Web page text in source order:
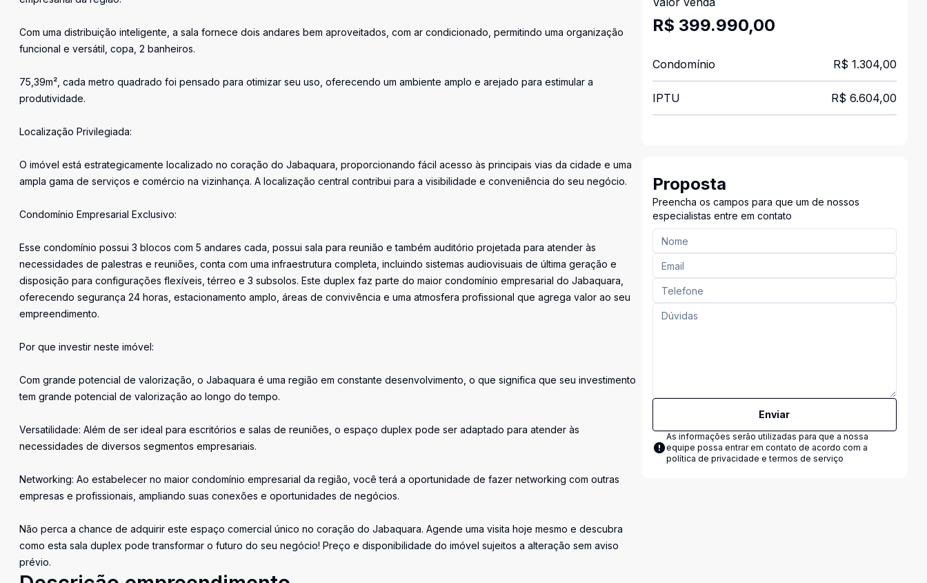
Com uma distribuição inteligente, a sala fornece dois andares bem aproveitados, com ar condicionado, permitindo uma organização
funcional e versátil, copa, 2 banheiros.
75,39m², cada metro quadrado foi pensado para otimizar seu uso, oferecendo um ambiente amplo e arejado para estimular a
produtividade.
Localização Privilegiada:
O imóvel está estrategicamente localizado no coração do Jabaquara, proporcionando fácil acesso às principais vias da cidade e uma
ampla gama de serviços e comércio na vizinhança. A localização central contribui para a visibilidade e conveniência do seu negócio.
Condomínio Empresarial Exclusivo:
Esse condomínio possui 3 blocos com 5 andares cada, possui sala para reunião e também auditório projetada para atender às
necessidades de palestras e reuniões, conta com uma infraestrutura completa, incluindo sistemas audiovisuais de última geração e
disposição para configurações flexíveis, térreo e 3 subsolos. Este duplex faz parte do maior condomínio empresarial do Jabaquara,
oferecendo segurança 24 horas, estacionamento amplo, áreas de convivência e uma atmosfera profissional que agrega valor ao seu
empreendimento.
Por que investir neste imóvel:
Com grande potencial de valorização, o Jabaquara é uma região em constante desenvolvimento, o que significa que seu investimento
tem grande potencial de valorização ao longo do tempo.
Versatilidade: Além de ser ideal para escritórios e salas de reuniões, o espaço duplex pode ser adaptado para atender às
necessidades de diversos segmentos empresariais.
Networking: Ao estabelecer no maior condomínio empresarial da região, você terá a oportunidade de fazer networking com outras
empresas e profissionais, ampliando suas conexões e oportunidades de negócios.
Não perca a chance de adquirir este espaço comercial único no coração do Jabaquara. Agende uma visita hoje mesmo e descubra
como esta sala duplex pode transformar o futuro do seu negócio! Preço e disponibilidade do imóvel sujeitos a alteração sem aviso
prévio.
R$ 399.990,00
Condomínio R$ 1.304,00
IPTU R$ 6.604,00
Proposta
Preencha os campos para que um de nossos
especialistas entre em contato
Enviar
As informações serão utilizadas para que a nossa
equipe possa entrar em contato de acordo com a
política de privacidade e termos de serviço